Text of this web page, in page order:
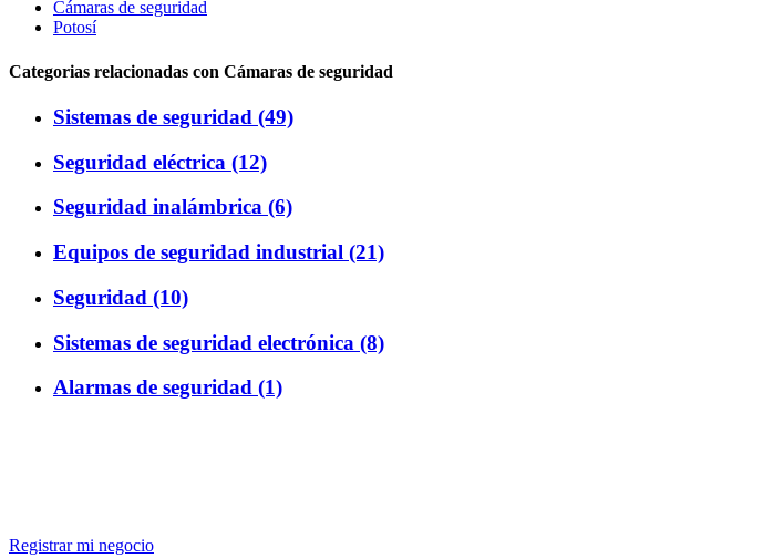
Cámaras de seguridad
Potosí
Categorias relacionadas con Cámaras de seguridad
Sistemas de seguridad (49)
Seguridad eléctrica (12)
Seguridad inalámbrica (6)
Equipos de seguridad industrial (21)
Seguridad (10)
Sistemas de seguridad electrónica (8)
Alarmas de seguridad (1)
Registrar mi negocio